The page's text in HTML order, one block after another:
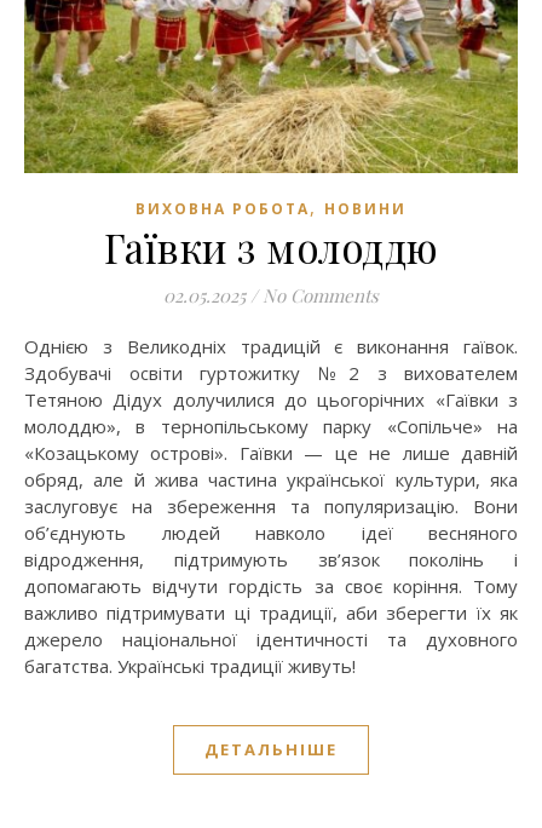
ВИХОВНА РОБОТА, НОВИНИ
Гаївки з молоддю
02.05.2025 / No Comments
Однією з Великодніх традицій є виконання гаївок.
Здобувачі освіти гуртожитку №2 з вихователем
Тетяною Дідух долучилися до цьогорічних «Гаївки з
молоддю», в тернопільському парку «Сопільче» на
«Козацькому острові». Гаївки — це не лише давній
обряд, але й жива частина української культури, яка
заслуговує на збереження та популяризацію. Вони
об’єднують людей навколо ідеї весняного
відродження, підтримують зв’язок поколінь і
допомагають відчути гордість за своє коріння. Тому
важливо підтримувати ці традиції, аби зберегти їх як
джерело національної ідентичності та духовного
багатства. Українські традиції живуть!
ДЕТАЛЬНІШЕ